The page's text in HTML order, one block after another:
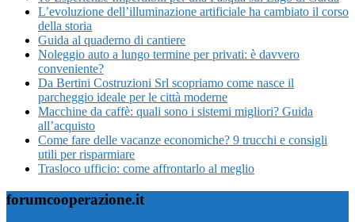
L’evoluzione dell’illuminazione artificiale ha cambiato il corso
della storia
Guida al quaderno di cantiere
Noleggio auto a lungo termine per privati: è davvero
conveniente?
Da Bertini Costruzioni Srl scopriamo come nasce il
parcheggio ideale per le città moderne
Macchine da caffè: quali sono i sistemi migliori? Guida
all’acquisto
Come fare delle vacanze economiche? 9 trucchi e consigli
utili per risparmiare
Trasloco ufficio: come affrontarlo al meglio
forumcooperazione.it